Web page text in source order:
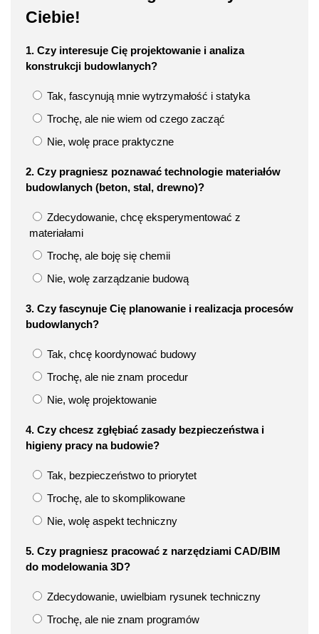
Ciebie!
1. Czy interesuje Cię projektowanie i analiza
konstrukcji budowlanych?
Tak, fascynują mnie wytrzymałość i statyka
Trochę, ale nie wiem od czego zacząć
Nie, wolę prace praktyczne
2. Czy pragniesz poznawać technologie materiałów
budowlanych (beton, stal, drewno)?
Zdecydowanie, chcę eksperymentować z
materiałami
Trochę, ale boję się chemii
Nie, wolę zarządzanie budową
3. Czy fascynuje Cię planowanie i realizacja procesów
budowlanych?
Tak, chcę koordynować budowy
Trochę, ale nie znam procedur
Nie, wolę projektowanie
4. Czy chcesz zgłębiać zasady bezpieczeństwa i
higieny pracy na budowie?
Tak, bezpieczeństwo to priorytet
Trochę, ale to skomplikowane
Nie, wolę aspekt techniczny
5. Czy pragniesz pracować z narzędziami CAD/BIM
do modelowania 3D?
Zdecydowanie, uwielbiam rysunek techniczny
Trochę, ale nie znam programów